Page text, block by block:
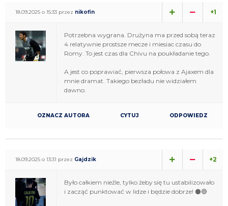
18.09.2025 o 15:33 przez nikofin +1
Potrzebna wygrana. Drużyna ma przed sobą teraz
4 relatywnie prostsze mecze i miesiac czasu do
Romy. To jest czas dla Chivu na poukładanie tego.
A jest co poprawiać, pierwsza połowa z Ajaxem dla
mnie dramat. Takiego bezładu nie widziałem
dawno.
OZNACZ AUTORA CYTUJ ODPOWIEDZ
18.09.2025 o 13:31 przez Gajdzik +2
Było całkiem nieźle, tylko żeby się tu ustabilizowało
i zacząć punktować w lidze i będzie dobrze! ⚫🔵